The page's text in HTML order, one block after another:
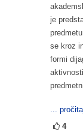
je
se kroz
formi
...
4